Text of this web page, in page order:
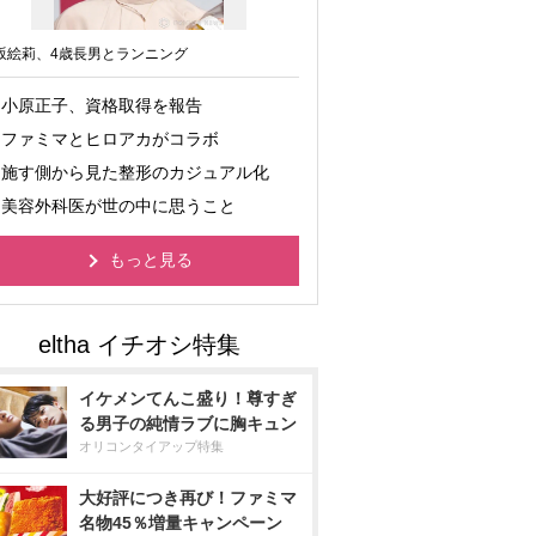
絵莉、4歳長男とランニング
小原正子、資格取得を報告
ファミマとヒロアカがコラボ
施す側から見た整形のカジュアル化
美容外科医が世の中に思うこと
もっと見る
イケメンてんこ盛り！尊すぎ
る男子の純情ラブに胸キュン
オリコンタイアップ特集
大好評につき再び！ファミマ
名物45％増量キャンペーン